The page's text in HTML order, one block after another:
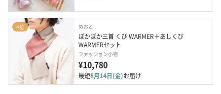
4位 めおと
ぽかぽか三首 くび WARMER＋あしくび
WARMERセット
ファッション小物
¥10,780
最短8月14日(金)お届け